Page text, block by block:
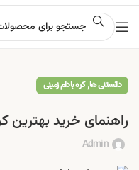
دانستنی ها,کره بادام زمینی
راهنمای خرید بهترین
Admin